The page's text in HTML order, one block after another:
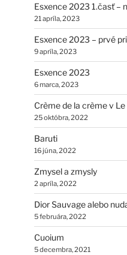
Esxence 2023 1.časť –
21 apríla, 2023
Esxence 2023 – prvé
9 apríla, 2023
Esxence 2023
6 marca, 2023
Crème de la crème v
25 októbra, 2022
Baruti
16 júna, 2022
Zmysel a zmysly
2 apríla, 2022
Dior Sauvage alebo
5 februára, 2022
Cuoium
5 decembra, 2021